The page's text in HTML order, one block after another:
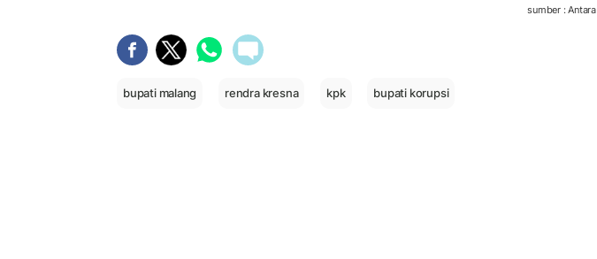
sumber : Antara
bupati malang rendra kresna kpk bupati korupsi